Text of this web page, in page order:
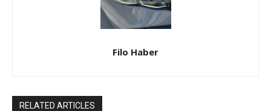
Filo Haber
RELATED ARTICLES